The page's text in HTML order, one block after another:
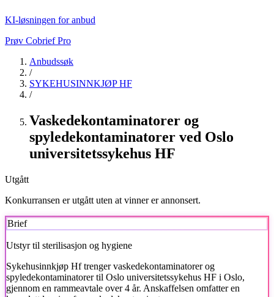
KI-løsningen for anbud
Prøv Cobrief Pro
Anbudssøk
/
SYKEHUSINNKJØP HF
/
Vaskedekontaminatorer og
spyledekontaminatorer ved Oslo
universitetssykehus HF
Utgått
Konkurransen er utgått uten at vinner er annonsert.
Brief
Utstyr til sterilisasjon og hygiene
Sykehusinnkjøp Hftrenger vaskedekontaminatorer og
spyledekontaminatorer til Oslo universitetssykehus HF i Oslo,
gjennom en rammeavtale over 4 år. Anskaffelsen omfatter en